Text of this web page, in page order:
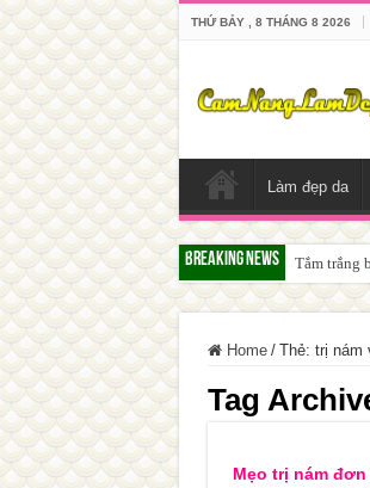
THỨ BẢY , 8 THÁNG 8 2026
Làm đẹp da
Breaking News Tắm trắng
Home / Thẻ: trị nám
Tag
Mẹo trị nám